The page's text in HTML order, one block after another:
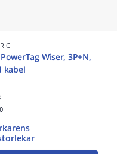
Wiser, 3P+N,
kabel